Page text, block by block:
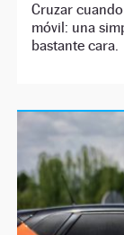
Cruzar
móvil: una
bastante cara.